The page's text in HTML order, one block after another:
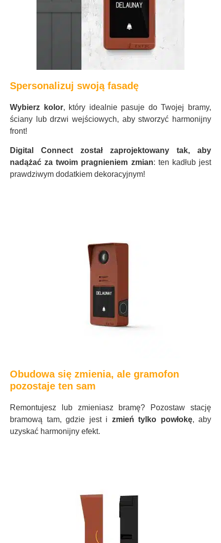
Spersonalizuj swoją fasadę
Wybierz kolor, który idealnie pasuje do Twojej bramy,
ściany lub drzwi wejściowych, aby stworzyć harmonijny
front!
Digital Connect został zaprojektowany tak, aby
nadążać za twoim pragnieniem zmian: ten kadłub jest
prawdziwym dodatkiem dekoracyjnym!
Obudowa się zmienia, ale gramofon
pozostaje ten sam
Remontujesz lub zmieniasz bramę? Pozostaw stację
bramową tam, gdzie jest i zmień tylko powłokę, aby
uzyskać harmonijny efekt.